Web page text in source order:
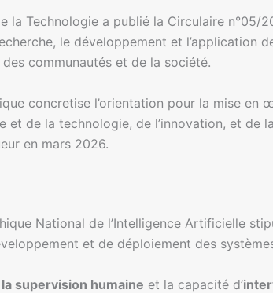
la Technologie a publié la Circulaire n°05/
le développement et l’application
communautés et de la société.
concretise l’orientation pour la mise en
et de la technologie, de l’innovation, et de
en mars 2026.
National de l’Intelligence Artificielle
et de déploiement des
la supervision humaine et la capacité d’